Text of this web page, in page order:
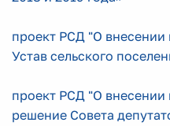
проект РСД "О
Устав сельского
проект РСД "О
решение Совета